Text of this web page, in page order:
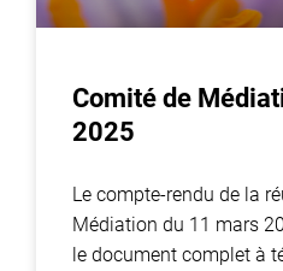
Comité de
2025
Le compte-rendu de la
Médiation du 11 mars
le document complet à